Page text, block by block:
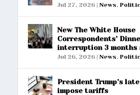
Jul 27, 2026 |News,
New The White House
Correspondents’
interruption 3 months
Jul 26, 2026 |News,
President Trump’s
impose tariffs